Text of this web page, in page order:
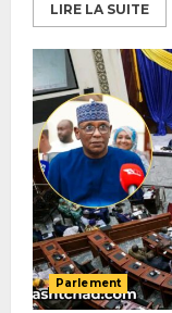
LIRE LA SUITE
Parlement